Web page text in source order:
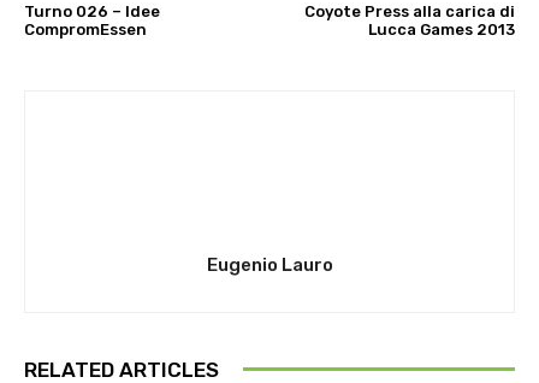
Turno 026 – Idee
CompromEssen
Coyote Press alla carica di
Lucca Games 2013
Eugenio Lauro
RELATED ARTICLES